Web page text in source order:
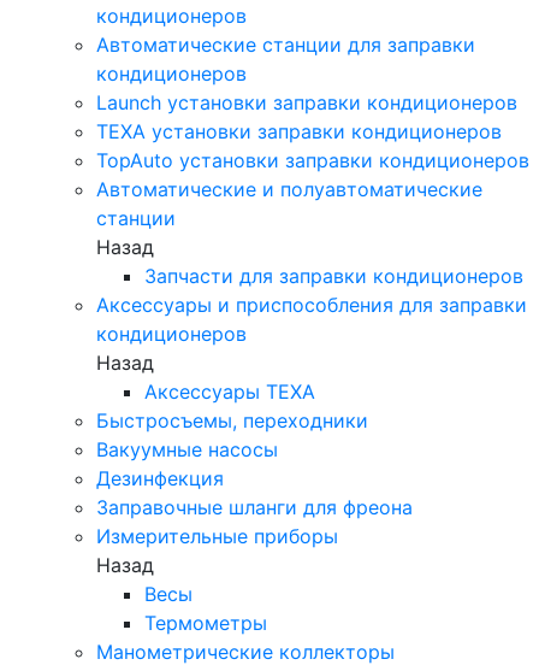
кондиционеров
Автоматические станции для заправки
кондиционеров
Launch установки заправки кондиционеров
TEXA установки заправки кондиционеров
TopAuto установки заправки кондиционеров
Автоматические и полуавтоматические
станции
Назад
Запчасти для заправки кондиционеров
Аксессуары и приспособления для заправки
кондиционеров
Назад
Аксессуары TEXA
Быстросъемы, переходники
Вакуумные насосы
Дезинфекция
Заправочные шланги для фреона
Измерительные приборы
Назад
Весы
Термометры
Манометрические коллекторы